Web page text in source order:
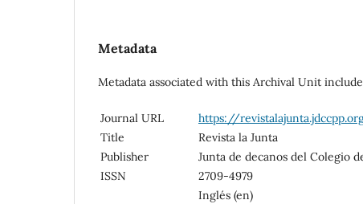
Metadata
Metadata associated with this Archival Unit
Journal URL
https://
Title
Revista la Junta
Publisher
Junta de decanos del Colegio
ISSN
2709-4979
Inglés (en)